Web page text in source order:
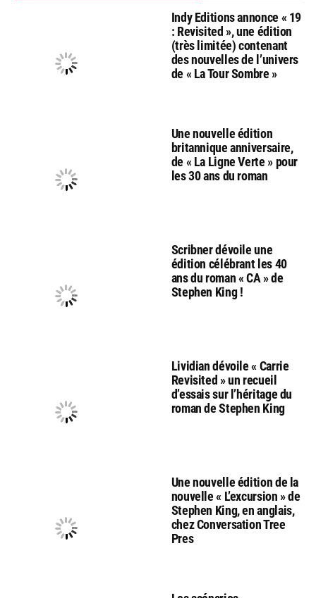
Indy Editions annonce « 19
: Revisited », une édition
(très limitée) contenant
des nouvelles de l’univers
de « La Tour Sombre »
Une nouvelle édition
britannique anniversaire,
de « La Ligne Verte » pour
les 30 ans du roman
Scribner dévoile une
édition célébrant les 40
ans du roman « CA » de
Stephen King !
Lividian dévoile « Carrie
Revisited » un recueil
d’essais sur l’héritage du
roman de Stephen King
Une nouvelle édition de la
nouvelle « L’excursion » de
Stephen King, en anglais,
chez Conversation Tree
Pres